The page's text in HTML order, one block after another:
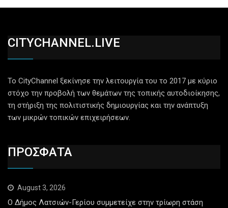
CITYCHANNEL.LIVE
Το CityChannel ξεκίνησε την λειτουργία του το 2017 με κύριο
στόχο την προβολή των θεμάτων της τοπικής αυτοδιοίκησης,
τη στήριξη της πολιτιστικής δημιουργίας και την ανάπτυξη
των μικρών τοπικών επιχειρήσεων.
ΠΡΟΣΦΑΤΑ
August 3, 2026
Ο Δήμος Λατσιών-Γερίου συμμετείχε στην τρίωρη στάση